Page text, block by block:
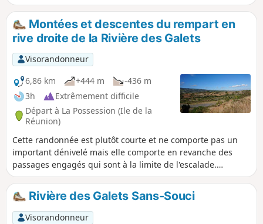
cette portion peut être praticable (à pied bien sûr). Il doit
son nom aux Anglais qui l'ont emprunté pour se rendre à
Saint-Denis. Cet itinéraire nous fera passer par les lazarets
et l'ancienne gare de la Grande Chaloupe, autres lieux
historiques de l’île. Outre cela, il offre de magnifiques
panoramas !
Montées et descentes du rempart en
rive droite de la Rivière des Galets
Visorandonneur
6,86 km
+444 m
-436 m
3h
Extrêmement difficile
Départ à La Possession (Ile de la
Réunion)
Cette randonnée est plutôt courte et ne comporte pas un
important dénivelé mais elle comporte en revanche des
passages engagés qui sont à la limite de l'escalade.
Certaines portions dominent le vide et il n'y a parfois que
quelques centimètres pour poser le pied. Ceux qui aiment
les sensations fortes aimeront cette randonnée hors du
commun qui offre des vues sympathiques sur la région.
Rivière des Galets Sans-Souci
Visorandonneur